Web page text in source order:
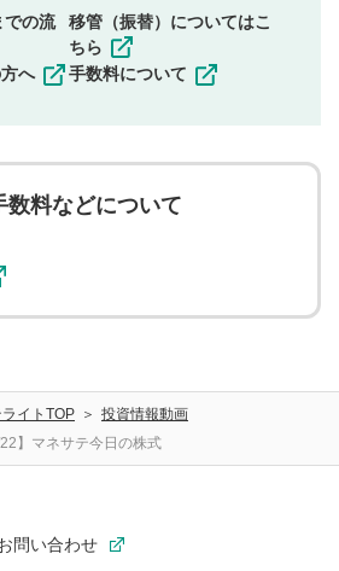
不適切と判断した投稿
よびコメントの変更・削除はできま
とします。また、利用者は、コメント
権を行使しないことに同意します。利
ントは、当社サービスの広告・宣伝、
での流
へ
移管（振替）についてはこ
ちら
手数料について
数料などについて
イトTOP
投資情報動画
22】マネサテ今日の株式
問い合わせ